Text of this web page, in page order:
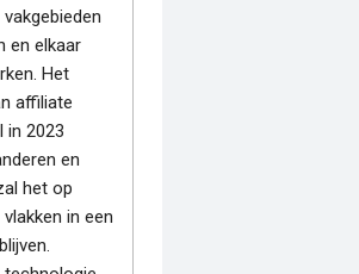
en elkaar
Het
affiliate
in 2023
en
het op
in een